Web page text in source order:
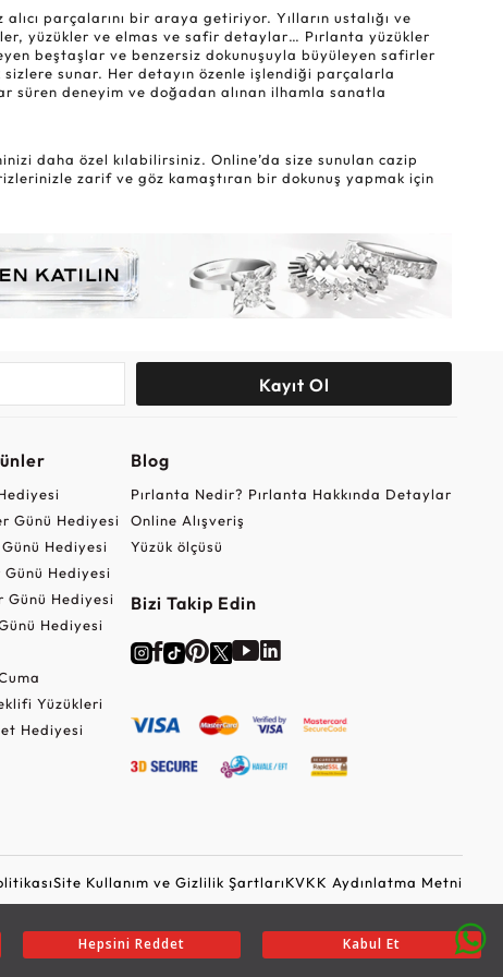
Hepsini Reddet Kabul Et
parçalarını bir araya getiriyor. Yılların ustalığı ve
yüzükler ve elmas ve safir detaylar… Pırlanta yüzükler
beştaşlar ve benzersiz dokunuşuyla büyüleyen safirler
sunar. Her detayın özenle işlendiği parçalarla
süren deneyim ve doğadan alınan ilhamla sanatla
daha özel kılabilirsiniz. Online’da size sunulan cazip
zarif ve göz kamaştıran bir dokunuş yapmak için
Kayıt Ol
Günü Hediyesi
Hediyesi
Hediyesi
Günü Hediyesi
Hediyesi
Yüzükleri
Hediyesi
Blog
Pırlanta Nedir? Pırlanta Hakkında Detaylar
Online Alışveriş
Yüzük ölçüsü
Bizi Takip Edin
Site Kullanım ve Gizlilik ŞartlarıKVKK Aydınlatma Metni